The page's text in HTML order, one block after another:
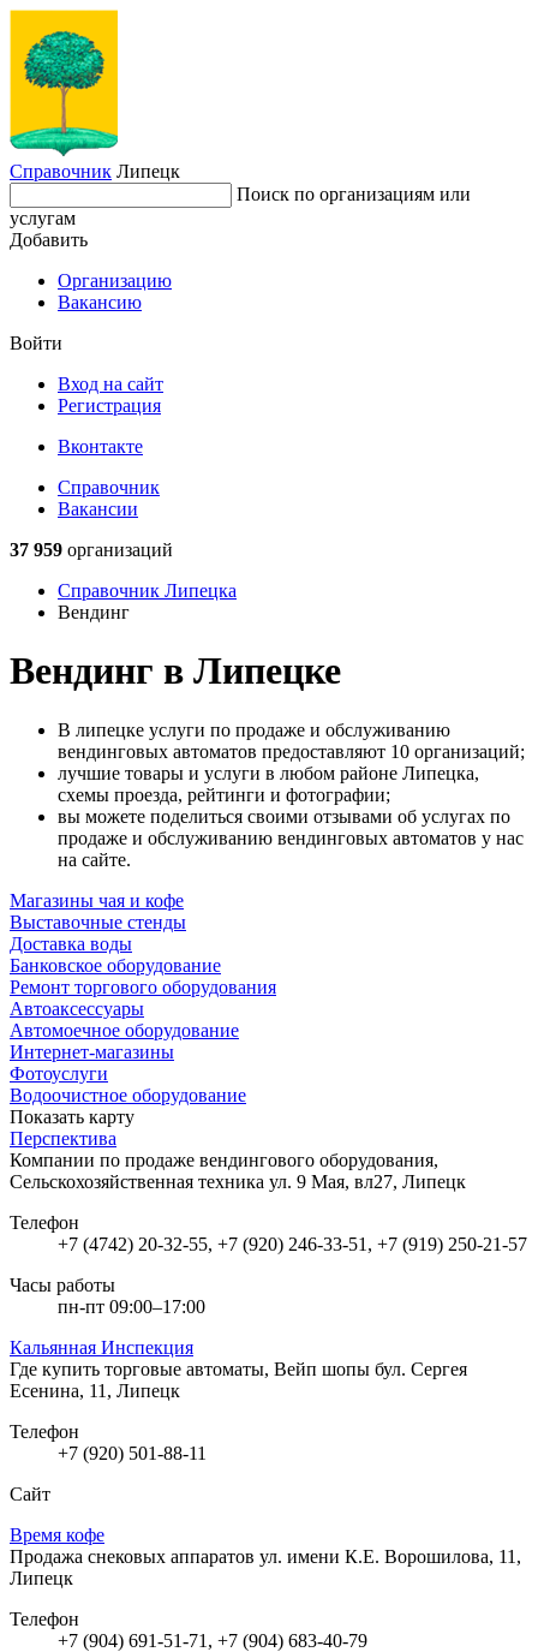
Справочник Липецк
Поиск по организациям или
услугам
Добавить
Организацию
Вакансию
Войти
Вход на сайт
Регистрация
Вконтакте
Справочник
Вакансии
37 959 организаций
Справочник Липецка
Вендинг
Вендинг в Липецке
В липецке услуги по продаже и обслуживанию
вендинговых автоматов предоставляют 10 организаций;
лучшие товары и услуги в любом районе Липецка,
схемы проезда, рейтинги и фотографии;
вы можете поделиться своими отзывами об услугах по
продаже и обслуживанию вендинговых автоматов у нас
на сайте.
Магазины чая и кофе
Выставочные стенды
Доставка воды
Банковское оборудование
Ремонт торгового оборудования
Автоаксессуары
Автомоечное оборудование
Интернет-магазины
Фотоуслуги
Водоочистное оборудование
Показать карту
Перспектива
Компании по продаже вендингового оборудования,
Сельскохозяйственная техника ул. 9 Мая, вл27, Липецк
Телефон
+7 (4742) 20-32-55, +7 (920) 246-33-51, +7 (919) 250-21-57
Часы работы
пн-пт 09:00–17:00
Кальянная Инспекция
Где купить торговые автоматы, Вейп шопы бул. Сергея
Есенина, 11, Липецк
Телефон
+7 (920) 501-88-11
Сайт
Время кофе
Продажа снековых аппаратов ул. имени К.Е. Ворошилова, 11,
Липецк
Телефон
+7 (904) 691-51-71, +7 (904) 683-40-79